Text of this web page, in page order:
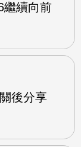
繼續向前
後分享